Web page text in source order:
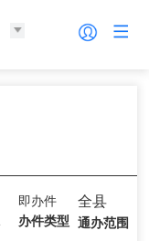
即办件
办件类型
全县
通办范围